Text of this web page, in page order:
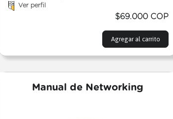
Ver perfil
$69.000 COP
Agregar al carrito
Manual de Networking